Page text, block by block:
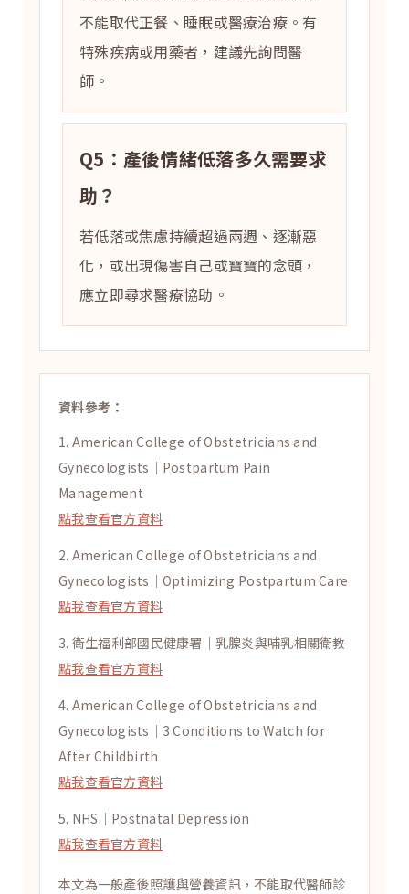
不能取代正餐、睡眠或醫療治療。有
特殊疾病或用藥者，建議先詢問醫
師。
Q5：產後情緒低落多久需要求
助？
若低落或焦慮持續超過兩週、逐漸惡
化，或出現傷害自己或寶寶的念頭，
應立即尋求醫療協助。
資料參考：
1. American College of Obstetricians and
Gynecologists｜Postpartum Pain
Management
點我查看官方資料
2. American College of Obstetricians and
Gynecologists｜Optimizing Postpartum Care
點我查看官方資料
3. 衛生福利部國民健康署｜乳腺炎與哺乳相關衛教
點我查看官方資料
4. American College of Obstetricians and
Gynecologists｜3 Conditions to Watch for
After Childbirth
點我查看官方資料
5. NHS｜Postnatal Depression
點我查看官方資料
本文為一般產後照護與營養資訊，不能取代醫師診